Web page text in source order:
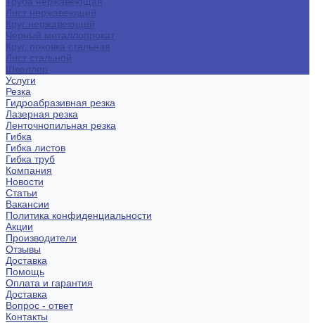
Лист нержавеющий
Круг нержавеющий
Черный металлопрокат
Круг, поковка стальная
Лист стальной
Швеллер
Услуги
Резка
Гидроабразивная резка
Лазерная резка
Ленточнопильная резка
Гибка
Гибка листов
Гибка труб
Компания
Новости
Статьи
Вакансии
Политика конфиденциальности
Акции
Производители
Отзывы
Доставка
Помощь
Оплата и гарантия
Доставка
Вопрос - ответ
Контакты